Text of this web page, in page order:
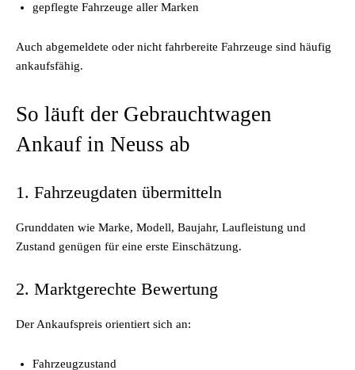
gepflegte Fahrzeuge aller Marken
Auch abgemeldete oder nicht fahrbereite Fahrzeuge sind häufig
ankaufsfähig.
So läuft der Gebrauchtwagen
Ankauf in Neuss ab
1. Fahrzeugdaten übermitteln
Grunddaten wie Marke, Modell, Baujahr, Laufleistung und
Zustand genügen für eine erste Einschätzung.
2. Marktgerechte Bewertung
Der Ankaufspreis orientiert sich an:
Fahrzeugzustand